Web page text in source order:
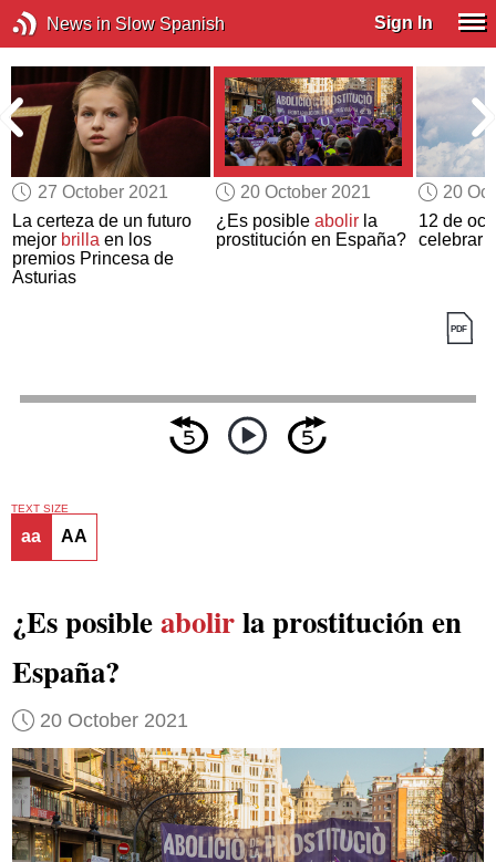
News in Slow Spanish Sign In
27 October 2021
La certeza de un futuro
mejor brilla en los
premios Princesa de
Asturias
20 October 2021
¿Es posible abolirla
prostitución en España?
20
12 de
celebrar
TEXT SIZE
aa AA
¿Es posibleabolirla prostitución en
España?
20 October 2021